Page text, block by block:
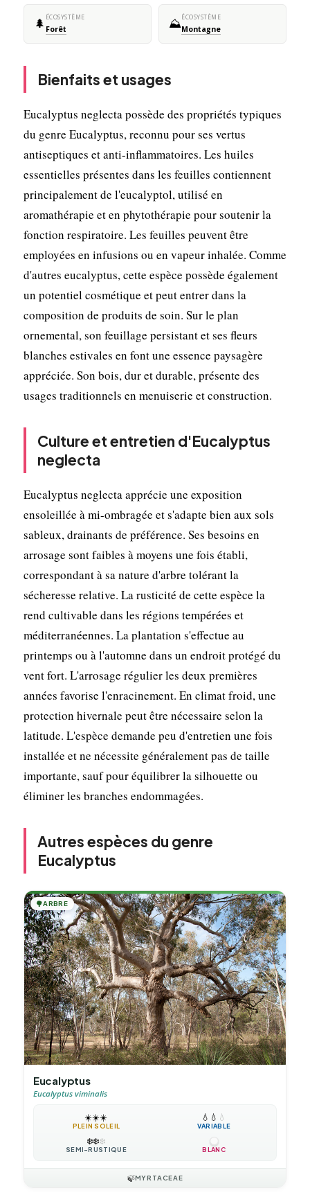
🌲 ÉCOSYSTÈME
Forêt ⛰️ÉCOSYSTÈME
Montagne
Bienfaits et usages
Eucalyptus neglecta possède des propriétés typiques
du genre Eucalyptus, reconnu pour ses vertus
antiseptiques et anti-inflammatoires. Les huiles
essentielles présentes dans les feuilles contiennent
principalement de l'eucalyptol, utilisé en
aromathérapie et en phytothérapie pour soutenir la
fonction respiratoire. Les feuilles peuvent être
employées en infusions ou en vapeur inhalée. Comme
d'autres eucalyptus, cette espèce possède également
un potentiel cosmétique et peut entrer dans la
composition de produits de soin. Sur le plan
ornemental, son feuillage persistant et ses fleurs
blanches estivales en font une essence paysagère
appréciée. Son bois, dur et durable, présente des
usages traditionnels en menuiserie et construction.
Culture et entretien d'Eucalyptus
neglecta
Eucalyptus neglecta apprécie une exposition
ensoleillée à mi-ombragée et s'adapte bien aux sols
sableux, drainants de préférence. Ses besoins en
arrosage sont faibles à moyens une fois établi,
correspondant à sa nature d'arbre tolérant la
sécheresse relative. La rusticité de cette espèce la
rend cultivable dans les régions tempérées et
méditerranéennes. La plantation s'effectue au
printemps ou à l'automne dans un endroit protégé du
vent fort. L'arrosage régulier les deux premières
années favorise l'enracinement. En climat froid, une
protection hivernale peut être nécessaire selon la
latitude. L'espèce demande peu d'entretien une fois
installée et ne nécessite généralement pas de taille
importante, sauf pour équilibrer la silhouette ou
éliminer les branches endommagées.
Autres espèces du genre
Eucalyptus
🌳ARBRE
Eucalyptus
Eucalyptus viminalis
☀️☀️☀️
PLEIN SOLEIL
💧 💧 💧
VARIABLE
❄️❄️❄️
SEMI-RUSTIQUE BLANC
🍃MYRTACEAE